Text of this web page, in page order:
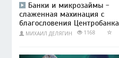
Банки и микрозаймы -
слаженная махинация с
благословения Центробанка
МИХАИЛ ДЕЛЯГИН 1168